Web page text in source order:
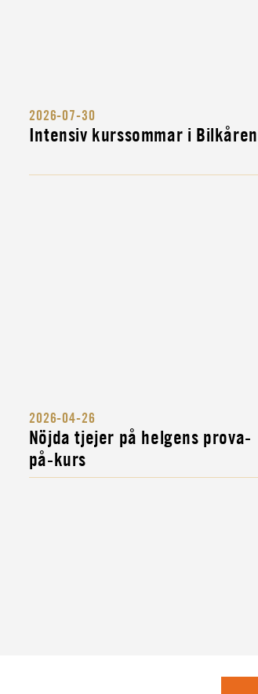
2026-07-30
Intensiv kurssommar i Bilkåren
2026-04-26
Nöjda tjejer på helgens prova-
på-kurs